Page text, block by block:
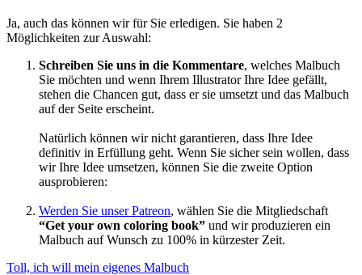
Ja, auch das können wir für Sie erledigen. Sie haben 2
Möglichkeiten zur Auswahl:
Schreiben Sie uns in die Kommentare, welches Malbuch
Sie möchten und wenn Ihrem Illustrator Ihre Idee gefällt,
stehen die Chancen gut, dass er sie umsetzt und das Malbuch
auf der Seite erscheint.
Natürlich können wir nicht garantieren, dass Ihre Idee
definitiv in Erfüllung geht. Wenn Sie sicher sein wollen, dass
wir Ihre Idee umsetzen, können Sie die zweite Option
ausprobieren:
Werden Sie unser Patreon, wählen Sie die Mitgliedschaft
“Get your own coloring book” und wir produzieren ein
Malbuch auf Wunsch zu 100% in kürzester Zeit.
Toll, ich will mein eigenes Malbuch